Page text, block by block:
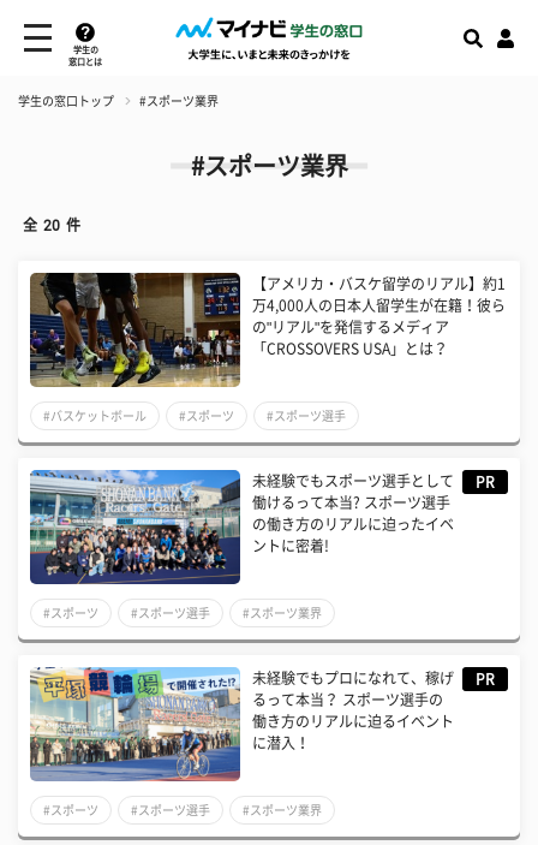
学生の
窓口とは
学生の窓口トップ #スポーツ業界
#スポーツ業界
全 20 件
【アメリカ・バスケ留学のリアル】約1
万4,000人の日本人留学生が在籍！彼ら
の"リアル"を発信するメディア
「CROSSOVERS USA」とは？
#バスケットボール #スポーツ #スポーツ選手
未経験でもスポーツ選手として
働けるって本当? スポーツ選手
の働き方のリアルに迫ったイベ
ントに密着!
PR
#スポーツ #スポーツ選手 #スポーツ業界
未経験でもプロになれて、稼げ
るって本当？ スポーツ選手の
働き方のリアルに迫るイベント
に潜入！
PR
#スポーツ #スポーツ選手 #スポーツ業界